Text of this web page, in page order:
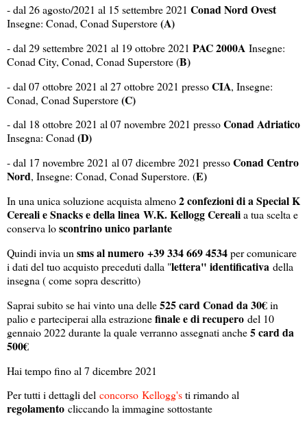
- dal 26 agosto/2021 al 15 settembre 2021 Conad Nord Ovest
Insegne: Conad, Conad Superstore(A)
- dal 29 settembre 2021 al 19 ottobre 2021 PAC 2000A Insegne:
Conad City, Conad, Conad Superstore (B)
- dal 07 ottobre 2021 al 27 ottobre 2021 pressoCIA, Insegne:
Conad, Conad Superstore(C)
- dal 18 ottobre 2021 al 07 novembre 2021 pressoConad Adriatico
Insegna: Conad(D)
- dal 17 novembre 2021 al 07 dicembre 2021 pressoConad Centro
Nord, Insegne: Conad, Conad Superstore. (E)
In una unica soluzione acquista almeno2 confezioni di a Special K
Cereali e Snacks e della linea W.K. Kellogg Cerealia tua scelta e
conserva loscontrino unico parlante
Quindi invia un sms al numero +39 334 669 4534per comunicare
i dati del tuo acquisto preceduti dalla "lettera" identificativa della
insegna ( come sopra descritto)
Saprai subito se hai vinto una delle525 card Conad da 30€in
palio e parteciperai alla estrazionefinale e di recupero del 10
gennaio 2022 durante la quale verranno assegnati anche5 card da
500€
Hai tempo fino al 7 dicembre 2021
Per tutti i dettagli del concorso Kellogg'sti rimando al
regolamento cliccando la immagine sottostante